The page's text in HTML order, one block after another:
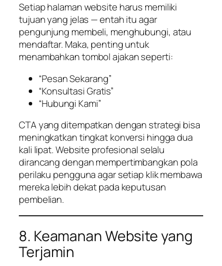
Setiap halaman website harus memiliki
tujuan yang jelas — entah itu agar
pengunjung membeli, menghubungi, atau
mendaftar. Maka, penting untuk
menambahkan tombol ajakan seperti:
“Pesan Sekarang”
“Konsultasi Gratis”
“Hubungi Kami”
CTA yang ditempatkan dengan strategi bisa
meningkatkan tingkat konversi hingga dua
kali lipat. Website profesional selalu
dirancang dengan mempertimbangkan pola
perilaku pengguna agar setiap klik membawa
mereka lebih dekat pada keputusan
pembelian.
8. Keamanan Website yang
Terjamin